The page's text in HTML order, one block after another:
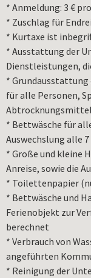
* Anmeldung: 3 €
* Zuschlag für
* Kurtaxe ist
* Ausstattung der
Dienstleistungen,
* Grundausstattung
für alle Personen,
* Bettwäsche für
Auswechslung alle 7
* Große und kleine
Anreise, sowie die
* Toilettenpapier
* Bettwäsche und
Ferienobjekt zur
berechnet
* Verbrauch von
angeführten
* Reinigung der